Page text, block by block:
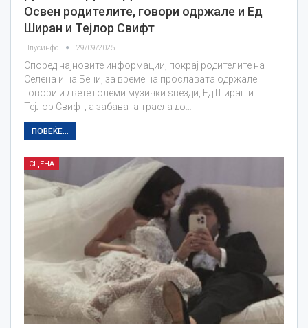
Освен родителите, говори одржале и Ед
Ширан и Тејлор Свифт
Плусинфо 29/09/2025
Според најновите информации, покрај родителите на
Селена и на Бени, за време на прославата одржале
говори и двете големи музички ѕвезди, Ед Ширан и
Тејлор Свифт, а забавата траела до…
ПОВЕЌЕ...
СЦЕНА